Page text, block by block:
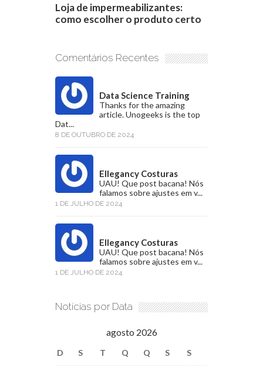
Loja de impermeabilizantes:
como escolher o produto certo
Comentários Recentes
Data Science Training
Thanks for the amazing
article. Unogeeks is the top
Dat...
8 DE OUTUBRO DE 2024
Ellegancy Costuras
UAU! Que post bacana! Nós
falamos sobre ajustes em v...
1 DE JULHO DE 2024
Ellegancy Costuras
UAU! Que post bacana! Nós
falamos sobre ajustes em v...
1 DE JULHO DE 2024
Notícias por Data
agosto 2026
D S T Q Q S S